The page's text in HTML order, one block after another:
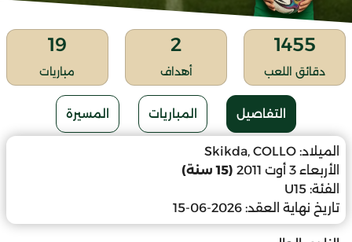
1455
دقائق اللعب
2
أهداف
19
مباريات
التفاصيل المباريات المسيرة
الميلاد: Skikda, COLLO
الأربعاء 3 أوت 2011
(15 سنة)
الفئة: U15
تاريخ نهاية العقد: 2026-06-15